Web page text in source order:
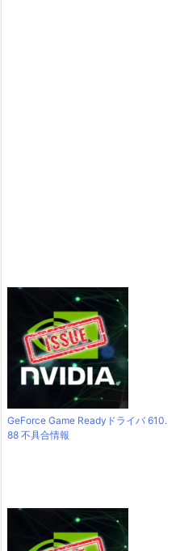
GeForce Game Readyドライバ 610.
88 不具合情報